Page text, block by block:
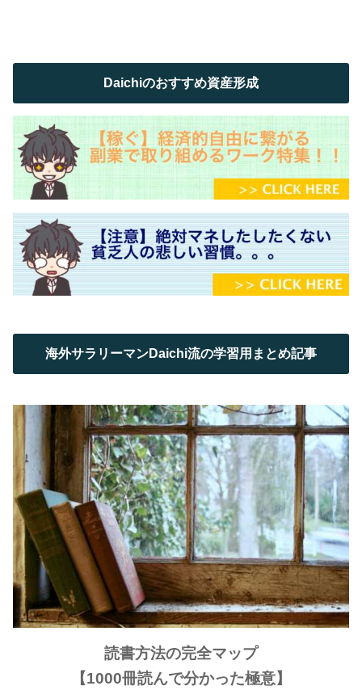
Daichiのおすすめ資産形成
海外サラリーマンDaichi流の学習用まとめ記事
読書方法の完全マップ
【1000冊読んで分かった極意】